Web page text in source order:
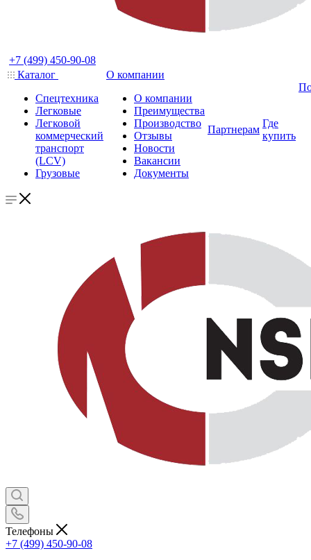
+7 (499) 450-90-08
Каталог
Спецтехника
Легковые
Легковой
коммерческий
транспорт
(LCV)
Грузовые
О компании
О компании
Преимущества
Производство
Отзывы
Новости
Вакансии
Документы
Партнерам
Где
купить
Телефоны
+7 (499) 450-90-08